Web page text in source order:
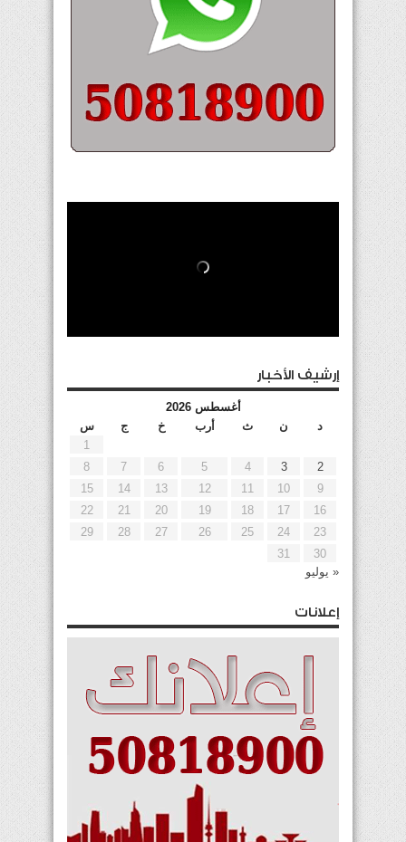
إرشيف الأخبار
أغسطس 2026
د
ن ث أرب خ ج
س
1
2
3
4
5
6
7
8
9
10
11
12
13
14
15
16
17
18
19
20
21
22
23
24
25
26
27
28
29
30
31
« يوليو
إعلانات